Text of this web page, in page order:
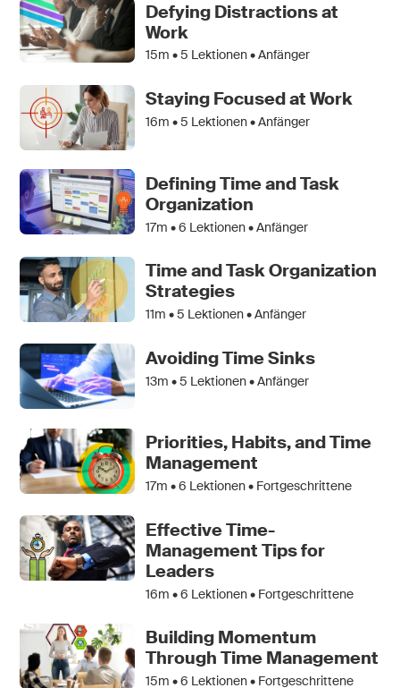
Defying Distractions at
Work
15m •5 Lektionen • Anfänger
Staying Focused at Work
16m •5 Lektionen • Anfänger
Defining Time and Task
Organization
17m •6 Lektionen • Anfänger
Time and Task Organization
Strategies
11m •5 Lektionen • Anfänger
Avoiding Time Sinks
13m •5 Lektionen • Anfänger
Priorities, Habits, and Time
Management
17m •6 Lektionen • Fortgeschrittene
Effective Time-
Management Tips for
Leaders
16m •6 Lektionen • Fortgeschrittene
Building Momentum
Through Time Management
15m •6 Lektionen • Fortgeschrittene